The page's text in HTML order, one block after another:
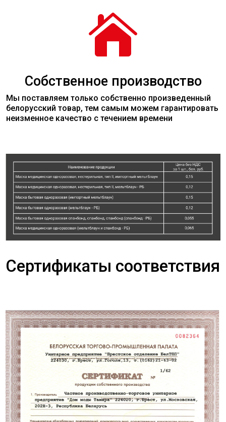

Собственное производство
Мы поставляем только собственно произведенный
белорусский товар, тем самым можем гарантировать
неизменное качество с течением времени
Сертификаты соответствия